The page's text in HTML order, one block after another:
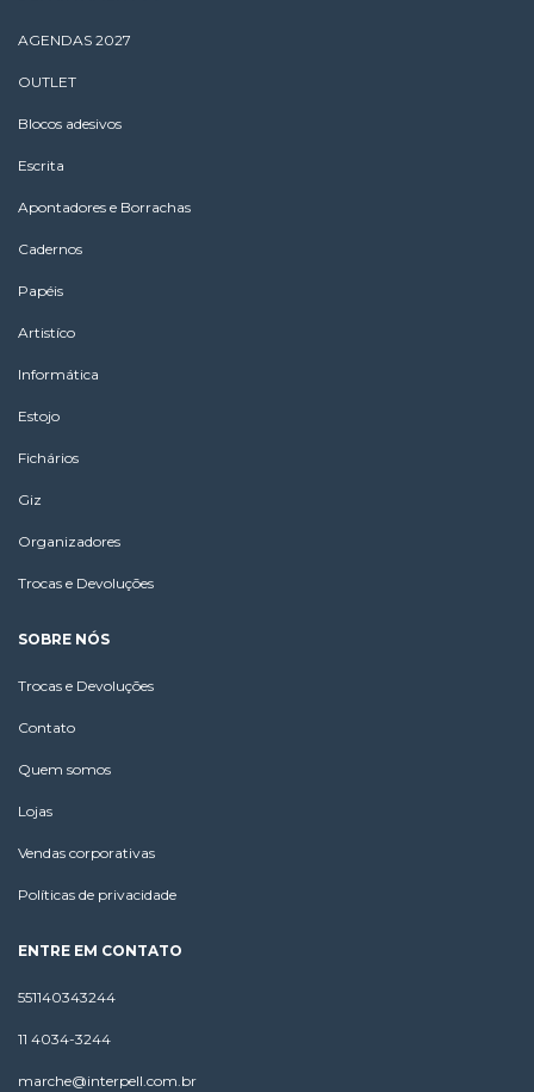
AGENDAS 2027
OUTLET
Blocos adesivos
Escrita
Apontadores e Borrachas
Cadernos
Papéis
Artistíco
Informática
Estojo
Fichários
Giz
Organizadores
Trocas e Devoluções
SOBRE NÓS
Trocas e Devoluções
Contato
Quem somos
Lojas
Vendas corporativas
Políticas de privacidade
ENTRE EM CONTATO
551140343244
11 4034-3244
marche@interpell.com.br